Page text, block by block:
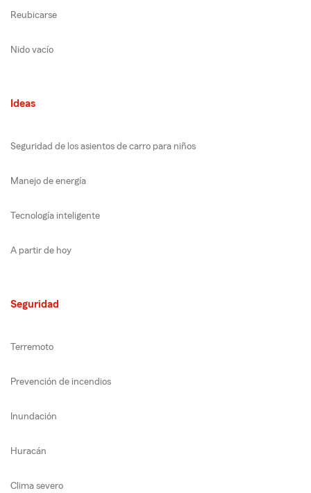
Reubicarse
Nido vacío
Ideas
Seguridad de los asientos de carro para niños
Manejo de energía
Tecnología inteligente
A partir de hoy
Seguridad
Terremoto
Prevención de incendios
Inundación
Huracán
Clima severo